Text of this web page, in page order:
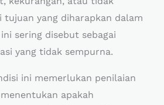
tujuan yang diharapkan dalam
sering disebut sebagai
yang tidak sempurna.
ini memerlukan penilaian
apakah